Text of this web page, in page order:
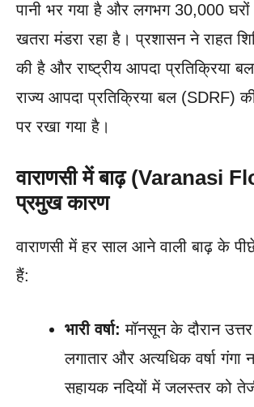
पानी भर गया है और लगभग 30,000 घरों
खतरा मंडरा रहा है। प्रशासन ने राहत
की है और राष्ट्रीय आपदा प्रतिक्रिया
राज्य आपदा प्रतिक्रिया बल (SDRF)
पर रखा गया है।
वाराणसी में बाढ़ (Varanasi
प्रमुख कारण
वाराणसी में हर साल आने वाली बाढ़ के
हैं:
भारी वर्षा: मॉनसून के दौरान
लगातार और अत्यधिक वर्षा
सहायक नदियों में जलस्तर को